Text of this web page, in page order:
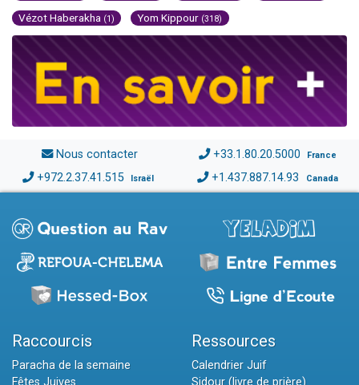
Vézot Haberakha (1) Yom Kippour (318)
Nous contacter +33.1.80.20.5000 France
+972.2.37.41.515 Israël +1.437.887.14.93 Canada
Raccourcis
Paracha de la semaine
Ressources
Calendrier Juif